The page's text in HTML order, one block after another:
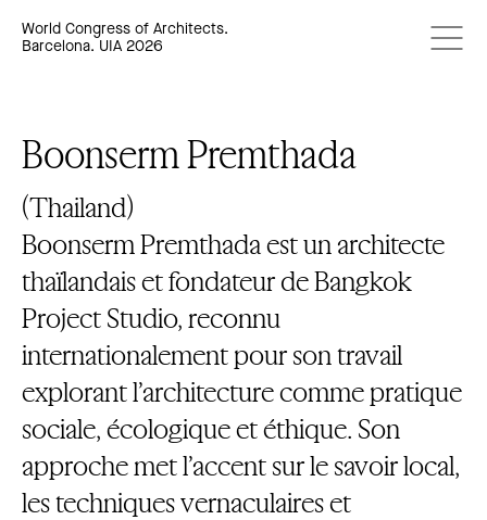
World Congress of Architects.
Barcelona. UIA 2026
Boonserm Premthada
(Thailand)
Boonserm Premthada est un architecte
thaïlandais et fondateur de Bangkok
Project Studio, reconnu
internationalement pour son travail
explorant l’architecture comme pratique
sociale, écologique et éthique. Son
approche met l’accent sur le savoir local,
les techniques vernaculaires et